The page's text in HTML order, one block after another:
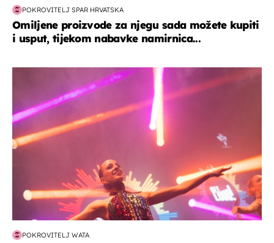
POKROVITELJ SPAR HRVATSKA
Omiljene proizvode za njegu sada možete kupiti
i usput, tijekom nabavke namirnica...
POKROVITELJ WATA